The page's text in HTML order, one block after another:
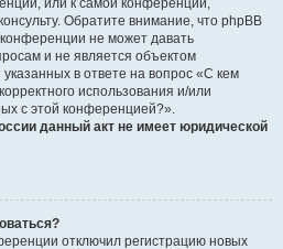
или к самой конференции,
Обратите внимание, что phpBB
не может давать
и не является объектом
в ответе на вопрос «С кем
использования и/или
с этой конференцией?».
данный акт не имеет юридической
отключил регистрацию новых